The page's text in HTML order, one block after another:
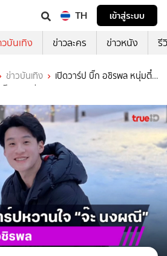
TH
เข้าสู่ระบบ
วบันเทิง ข่าวละคร ข่าวหนัง รี
ข่าวบันเทิง
เปิดวาร์ป บิ๊ก อชิรพล หนุ่มตี๋
จ๊ะ นงผณี